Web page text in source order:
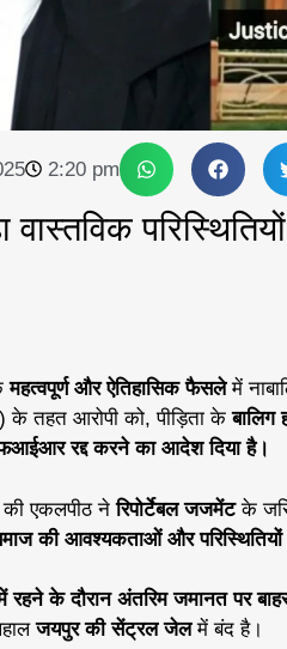
2:20 pm
वास्तविक
महत्वपूर्ण और ऐतिहासिक फैसलेमें
) के तहत आरोपी को, पीड़िता केबालिग
रद्द करने का आदेश दिया है।
एकलपीठ नेरिपोर्टेबल जजमेंटके
की आवश्यकताओं और
के दौरान अंतरिम जमानत पर
जयपुर की सेंट्रल जेलमें बंद है।